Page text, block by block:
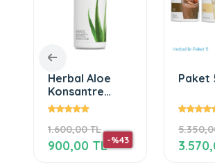
Herbal Aloe
Konsantre
İçecek 473 ml
1.600,00 TL
-%43
900,00 TL
Paket